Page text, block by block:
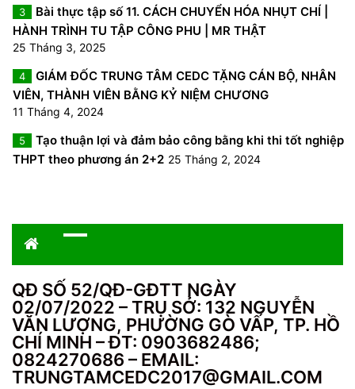
3
Bài thực tập số 11. CÁCH CHUYỂN HÓA NHỤT CHÍ |
HÀNH TRÌNH TU TẬP CÔNG PHU | MR THẬT
25 Tháng 3, 2025
4
GIÁM ĐỐC TRUNG TÂM CEDC TẶNG CÁN BỘ, NHÂN
VIÊN, THÀNH VIÊN BẰNG KỶ NIỆM CHƯƠNG
11 Tháng 4, 2024
5
Tạo thuận lợi và đảm bảo công bằng khi thi tốt nghiệp
THPT theo phương án 2+2 25 Tháng 2, 2024
QĐ SỐ 52/QĐ-GĐTT NGÀY
02/07/2022 – TRỤ SỞ: 132 NGUYỄN
VĂN LƯỢNG, PHƯỜNG GÒ VẤP, TP. HỒ
CHÍ MINH – ĐT: 0903682486;
0824270686 – EMAIL:
TRUNGTAMCEDC2017@GMAIL.COM